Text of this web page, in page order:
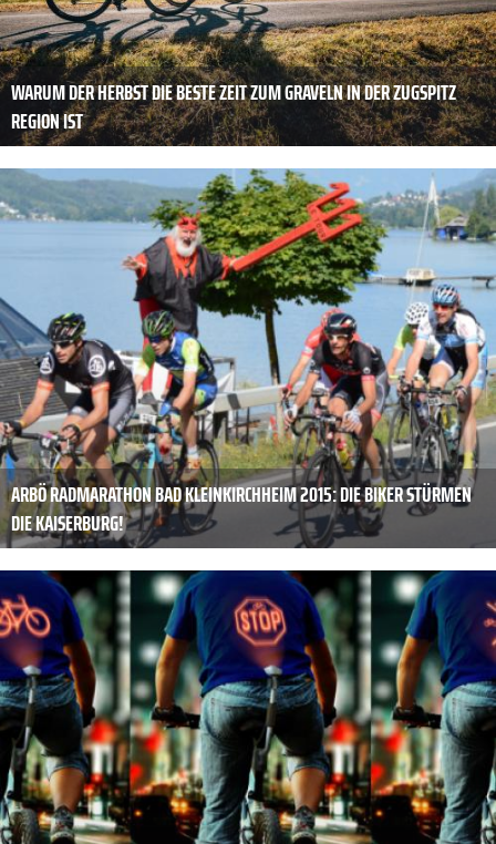
WARUM DER HERBST DIE BESTE ZEIT ZUM GRAVELN IN DER ZUGSPITZ
REGION IST
ARBÖ RADMARATHON BAD KLEINKIRCHHEIM 2015: DIE BIKER STÜRMEN
DIE KAISERBURG!